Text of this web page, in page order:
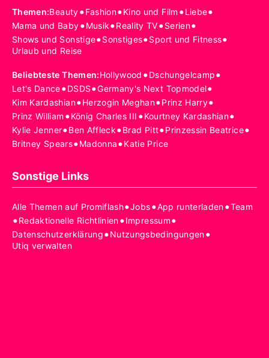
Themen:Beauty•Fashion•Kino und Film •Liebe•
Mama und Baby•Musik•Reality TV•Serien•
Shows und Sonstige•Sonstiges•Sport und Fitness•
Urlaub und Reise
Beliebteste Themen:Hollywood •Dschungelcamp•
Let's Dance•DSDS•Germany's Next Topmodel•
Kim Kardashian•Herzogin Meghan•Prinz Harry•
Prinz William •König Charles III •Kourtney Kardashian•
Kylie Jenner•Ben Affleck•Brad Pitt•Prinzessin Beatrice•
Britney Spears•Madonna•Katie Price
Sonstige Links
Alle Themen auf Promiflash•Jobs•App runterladen•Team
•Redaktionelle Richtlinien•Impressum•
Datenschutzerklärung•Nutzungsbedingungen•
Utiq verwalten